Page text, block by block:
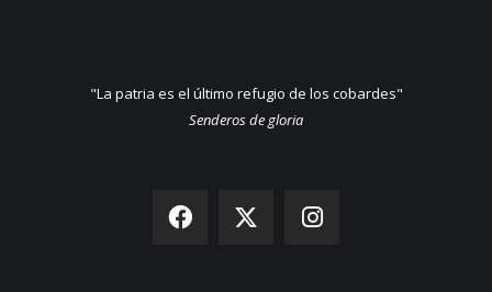
"La patria es el último refugio de los cobardes"
Senderos de gloria